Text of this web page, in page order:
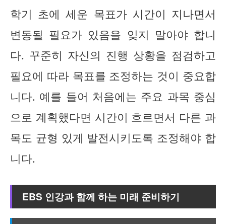
학기 초에 세운 목표가 시간이 지나면서
변동될 필요가 있음을 잊지 말아야 합니
다. 꾸준히 자신의 진행 상황을 점검하고
필요에 따라 목표를 조정하는 것이 중요합
니다. 예를 들어 처음에는 주요 과목 중심
으로 계획했다면 시간이 흐르면서 다른 과
목도 균형 있게 발전시키도록 조정해야 합
니다.
EBS 인강과 함께 하는 미래 준비하기